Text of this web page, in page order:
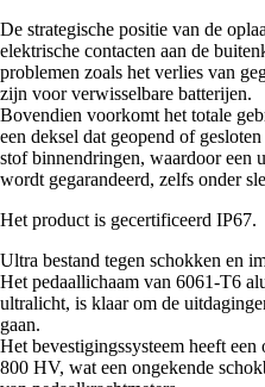
De strategische positie van de
elektrische contacten aan de
problemen zoals het verlies van
zijn voor verwisselbare batterijen.
Bovendien voorkomt het totale
een deksel dat geopend of
stof binnendringen, waardoor een
wordt gegarandeerd, zelfs onder
Het product is gecertificeerd IP67.
Ultra bestand tegen schokken en
Het pedaallichaam van 6061-T6
ultralicht, is klaar om de
gaan.
Het bevestigingssysteem heeft
800 HV, wat een ongekende